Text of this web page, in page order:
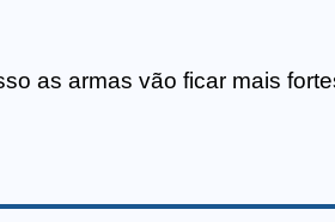
as armas vão ficar mais